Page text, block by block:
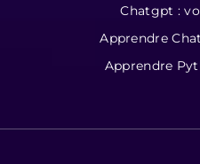
Chatgpt :
Apprendre
Apprendre